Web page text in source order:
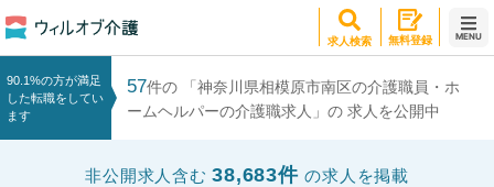
求人検索 無料登録 MENU
90.1%の方が満足
した転職をしてい
ます
57件の 「神奈川県相模原市南区の介護職員・ホ
ームヘルパーの介護職求人」の 求人を公開中
非公開求人含む38,683件の求人を掲載